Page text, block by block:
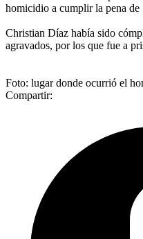
homicidio a cumplir la pena de
Christian Díaz había sido
agravados, por los que fue a
Foto: lugar donde ocurrió el
Compartir: